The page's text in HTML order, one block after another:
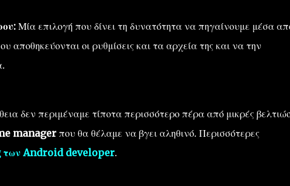
Μία επιλογή που δίνει τη δυνατότητα να πηγαίνουμε μέσα
αποθηκεύονται οι ρυθμίσεις και τα αρχεία της και να την
δεν περιμέναμε τίποτα περισσότερο πέρα από μικρές
managerπου θα θέλαμε να βγει αληθινό. Περισσότερες
των Android developer.